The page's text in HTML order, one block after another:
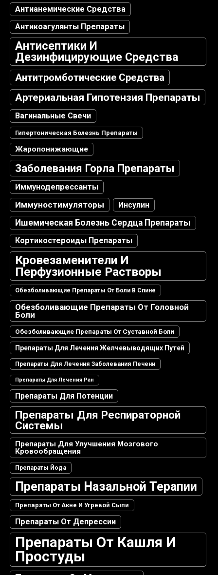
Антианемические Средства
Антикоагулянты Препараты
Антисептики И
Дезинфицирующие Средства
Антитромботические Средства
Артериальная Гипотензия Препараты
Вагинальные Свечи
Гипертоническая Болезнь Препараты
Жаропонижающие
Заболевания Горла Препараты
Иммунодепрессанты
Иммуностимуляторы Инсулин
Ишемическая Болезнь Сердца Препараты
Кортикостероиды Препараты
Кровезаменители И
Перфузионные Растворы
Обезболивающие Препараты От Боли В Спине
Обезболивающие Препараты От Головной
Боли
Обезболивающие Препараты От Суставной Боли
Препараты Для Лечения Желчевыводящих Путей
Препараты Для Лечения Заболевания Печени
Препараты Для Лечения Ран
Препараты Для Потенции
Препараты Для Респираторной
Системы
Препараты Для Улучшения Мозгового
Кровообращения
Препараты Йода
Препараты Назальной Терапии
Препараты От Акне И Угревой Сыпи
Препараты От Депрессии
Препараты От Кашля И
Простуды